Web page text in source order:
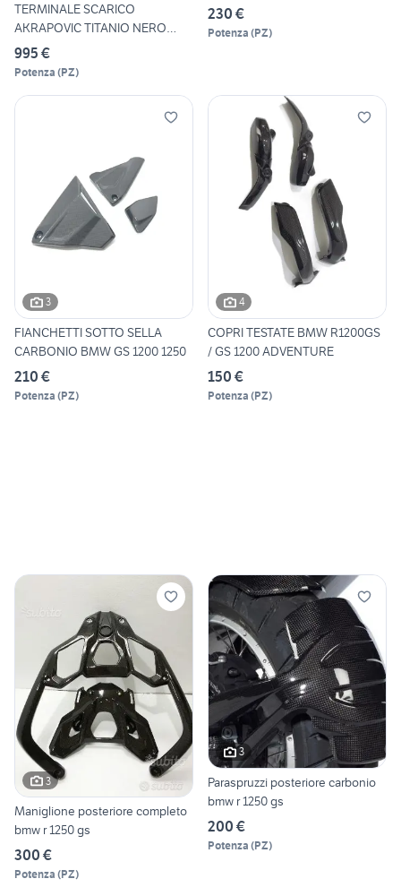
TERMINALE SCARICO
AKRAPOVIC TITANIO NERO
BMW R1200
995 €
Potenza (PZ)
230 €
Potenza (PZ)
3
FIANCHETTI SOTTO SELLA
CARBONIO BMW GS 1200 1250
210 €
Potenza (PZ)
4
COPRI TESTATE BMW R1200GS
/ GS 1200 ADVENTURE
150 €
Potenza (PZ)
3
Maniglione posteriore completo
bmw r 1250 gs
300 €
Potenza (PZ)
3
Paraspruzzi posteriore carbonio
bmw r 1250 gs
200 €
Potenza (PZ)